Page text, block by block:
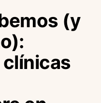
(y